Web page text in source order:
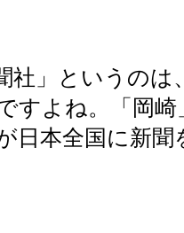
社」というの
すよね。「岡
日本全国に新